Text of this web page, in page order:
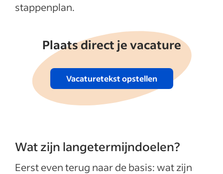
stappenplan.
Plaats direct je vacature
Vacaturetekst opstellen
Wat zijn langetermijndoelen?
Eerst even terug naar de basis: wat zijn